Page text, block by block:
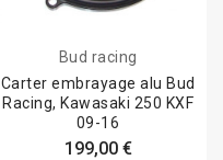
Bud racing
Carter embrayage alu Bud
Racing, Kawasaki 250 KXF
09-16
199,00 €